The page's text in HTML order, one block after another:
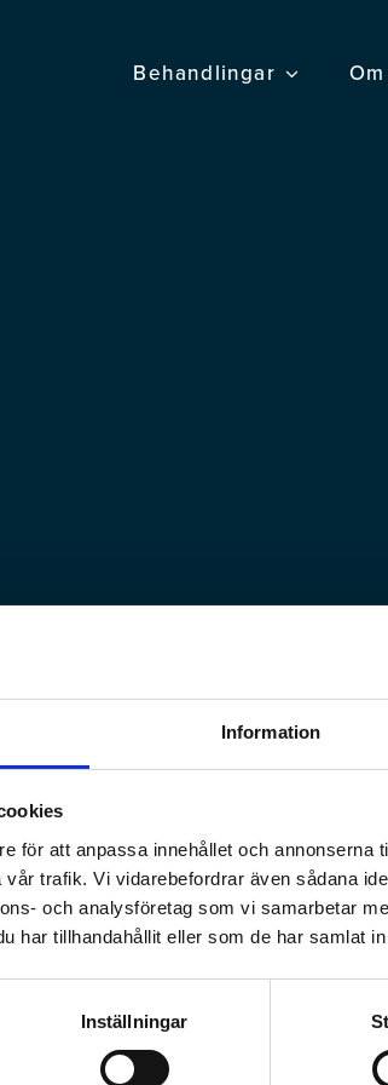
Information
för att anpassa innehållet och annonserna
trafik. Vi vidarebefordrar även sådana
och analysföretag som vi samarbetar
har tillhandahållit eller som de har samlat
Inställningar
Behandlingar